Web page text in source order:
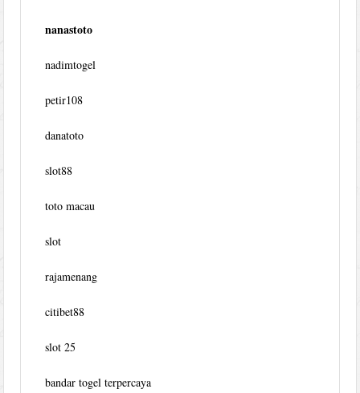
nanastoto
nadimtogel
petir108
danatoto
slot88
toto macau
slot
rajamenang
citibet88
slot 25
bandar togel terpercaya